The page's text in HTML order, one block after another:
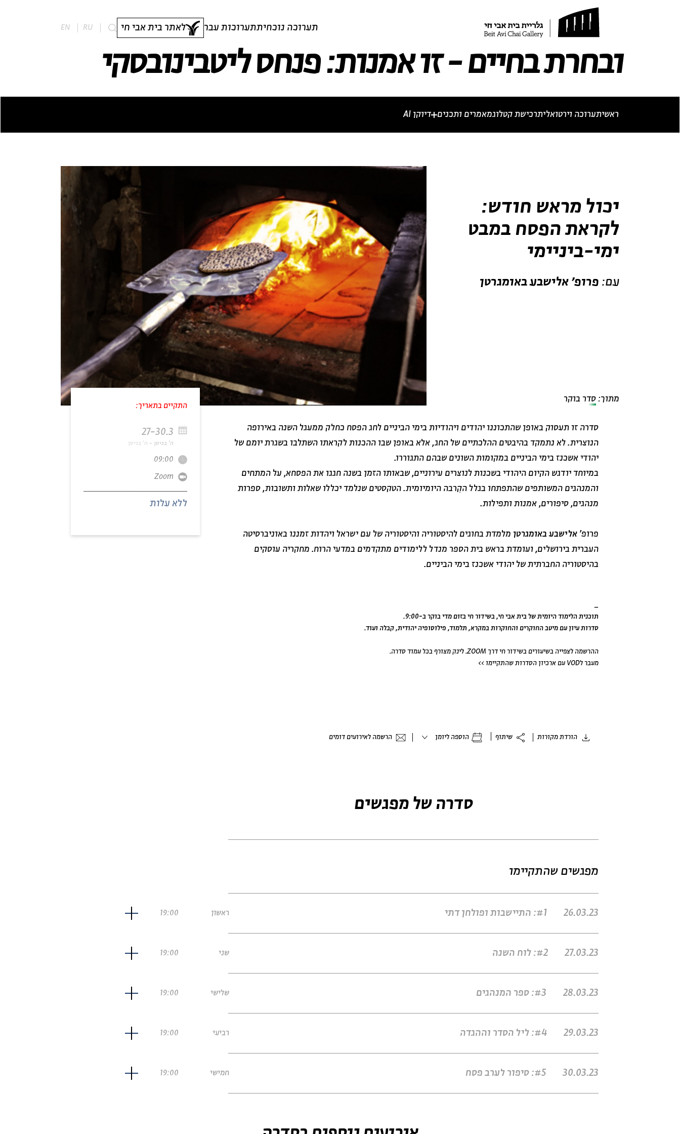
EN RU תערוכה נוכחיתתערוכות עבר לאתר בית אבי חי
ובחרת בחיים - זו אמנות: פנחס ליטבינובסקי
ראשיתערוכה וירטואליתרכישת קטלוגמאמרים ותכנים דיוקן AI
יכול מראש חודש:
לקראת הפסח במבט
ימי-ביניימי
עם: פרופ' אלישבע באומגרטן
מתוך: סדר בוקר
סדרה זו תעסוק באופן שהתכוננו יהודים ויהודיות בימי הביניים לחג הפסח כחלק ממעגל השנה באירופה
הנוצרית. לא נתמקד בהיבטים ההלכתיים של החג, אלא באופן שבו ההכנות לקראתו השתלבו בשגרת יומם של
יהודי אשכנז בימי הביניים במקומות השונים שבהם התגוררו.
במיוחד יודגש הקיום היהודי בשכנות לנוצרים עירוניים, שבאותו הזמן בשנה חגגו את הפסחא, על המתחים
והמנהגים המשותפים שהתפתחו בגלל הקִרבה היומיומית. הטקסטים שנלמד יכללו שאלות ותשובות, ספרות
מנהגים, סיפורים, אמנות ותפילות.
פרופ' אלישבע באומגרטן מלמדת בחוגים להיסטוריה והיסטוריה של עם ישראל ויהדות זמננו באוניברסיטה
העברית בירושלים, ועומדת בראש בית הספר מנדל ללימודים מתקדמים במדעי הרוח. מחקריה עוסקים
בהיסטוריה החברתית של יהודי אשכנז בימי הביניים.
_
תוכנית הלימוד היומית של בית אבי חי, בשידור חי בזום מדי בוקר ב-9:00.
סדרות עיון עם מיטב החוקרים והחוקרות במקרא, תלמוד, פילוסופיה יהודית, קבלה ועוד.
ההרשמה לצפייה בשיעורים בשידור חי דרך ZOOM. לינק מצורף בכל עמוד סדרה.
מעבר לVOD עם ארכיון הסדרות שהתקיימו >>
הורדת מקורות שיתוף הוספה ליומן הרשמה לאירועים דומים
סדרה של מפגשים
מפגשים שהתקיימו
26.03.23 #1: התיישבות ופולחן דתי ראשון 19:00
27.03.23 #2: לוח השנה שני 19:00
28.03.23 #3: ספר המנהגים שלישי 19:00
29.03.23 #4: ליל הסדר וההגדה רביעי 19:00
30.03.23 #5: סיפור לערב פסח חמישי 19:00
התקיים בתאריך:
27-30.3
ה' בניסן ח' בניסן
09:00
Zoom
ללא עלות